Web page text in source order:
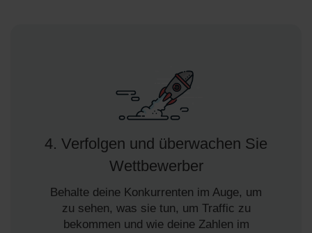
4. Verfolgen und überwachen Sie
Wettbewerber
Behalte deine Konkurrenten im Auge, um
zu sehen, was sie tun, um Traffic zu
bekommen und wie deine Zahlen im